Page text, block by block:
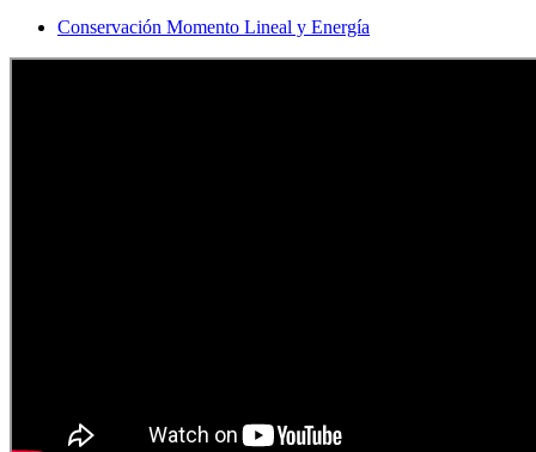
Conservación Momento Lineal y Energía